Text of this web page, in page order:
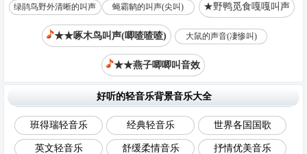
绿鹃鸟野外清晰的叫声 蝇霸鹟的叫声(尖叫) ★野鸭觅食嘎嘎叫声
★★啄木鸟叫声(唧喳喳喳) 大鼠的声音(凄惨叫)
★★燕子唧唧叫音效
好听的轻音乐背景音乐大全
班得瑞轻音乐 经典轻音乐 世界各国国歌
英文轻音乐 舒缓柔情音乐 抒情优美音乐